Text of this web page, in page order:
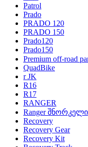
Patrol
Prado
PRADO 120
PRADO 150
Prado120
Prado150
Premium off-
QuadBike
r JK
R16
R17
RANGER
Ranger შნორკელი
Recovery
Recovery Gear
Recovery Kit